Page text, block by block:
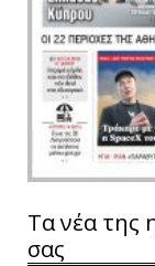
Τα νέα της
σας